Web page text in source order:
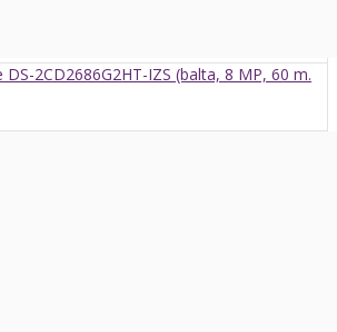
DS-2CD2686G2HT-IZS (balta, 8 MP, 60 m.